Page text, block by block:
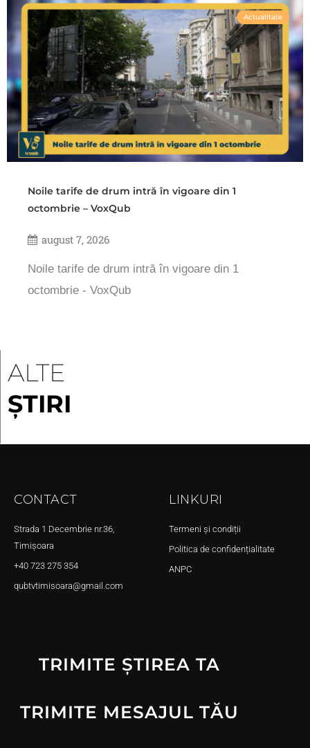
Actualitate
Noile tarife de drum intră în vigoare din 1
octombrie – VoxQub
august 7, 2026
Noile tarife de drum intră în vigoare din 1
octombrie - VoxQub
ALTE
ȘTIRI
CONTACT
Strada 1 Decembrie nr.36,
Timișoara
+40 723 275 354
qubtvtimisoara@gmail.com
LINKURI
Termeni și condiții
Politica de confidențialitate
ANPC
TRIMITE ȘTIREA TA
TRIMITE MESAJUL TĂU